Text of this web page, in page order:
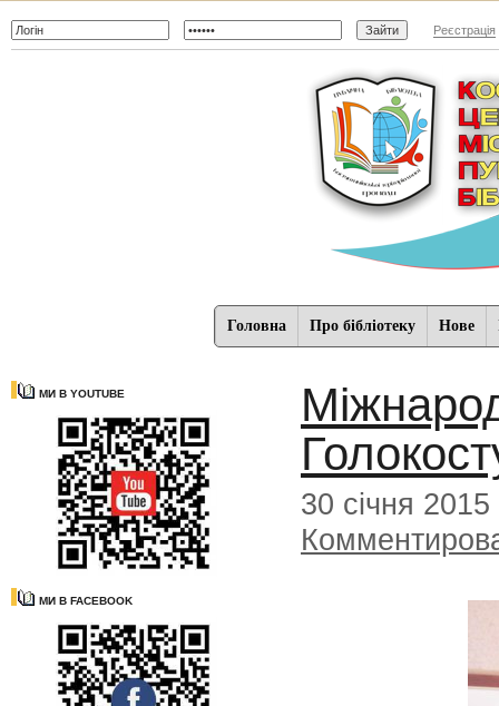
Реєстрація
Головна Про бібліотеку Нове
МИ В YOUTUBE
МИ В FACEBOOK
30 січня 2015